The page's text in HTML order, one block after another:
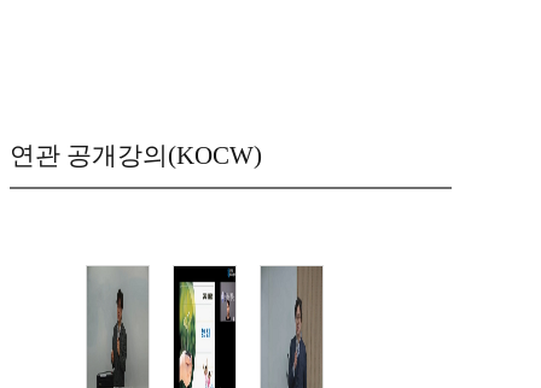
연관 공개강의(KOCW)